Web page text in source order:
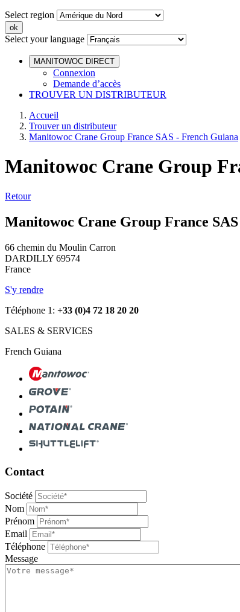
Select region
Select your language
MANITOWOC DIRECT
Connexion
Demande d’accès
TROUVER UN DISTRIBUTEUR
Accueil
Trouver un distributeur
Manitowoc Crane Group France SAS - French Guiana
Manitowoc Crane Group
Retour
Manitowoc Crane Group France SAS
66 chemin du Moulin Carron
DARDILLY 69574
France
S'y rendre
Téléphone 1: +33 (0)4 72 18 20 20
SALES & SERVICES
French Guiana
Contact
Société
Nom
Prénom
Email
Téléphone
Message